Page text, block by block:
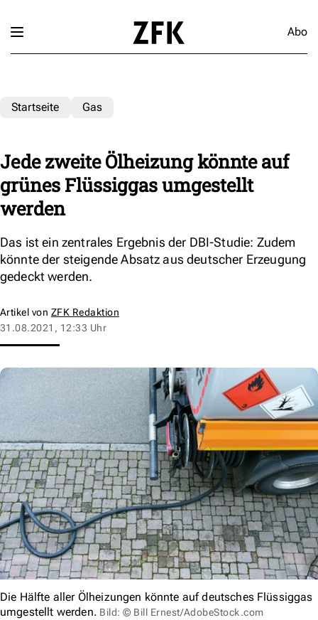
Abo
Startseite Gas
Jede zweite Ölheizung könnte auf
grünes Flüssiggas umgestellt
werden
Das ist ein zentrales Ergebnis der DBI-Studie: Zudem
könnte der steigende Absatz aus deutscher Erzeugung
gedeckt werden.
Artikel von ZFK Redaktion
31.08.2021, 12:33 Uhr
Die Hälfte aller Ölheizungen könnte auf deutsches Flüssiggas
umgestellt werden. Bild: © Bill Ernest/AdobeStock.com